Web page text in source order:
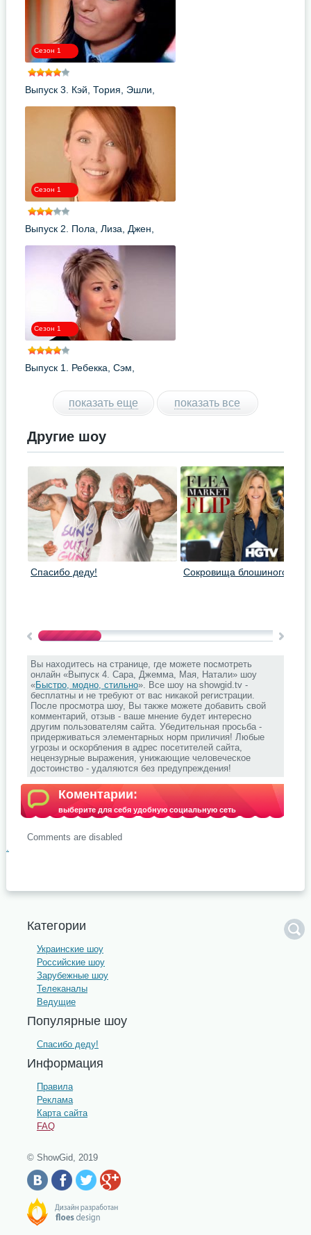
Сезон 1
Выпуск 3. Кэй, Тория, Эшли,
Сезон 1
Выпуск 2. Пола, Лиза, Джен,
Сезон 1
Выпуск 1. Ребекка, Сэм,
показать еще показать все
Другие шоу
Спасибо деду! Сокровища блошиного
Вы находитесь на странице, где можете посмотреть
онлайн «Выпуск 4. Сара, Джемма, Мая, Натали» шоу
«Быстро, модно, стильно». Все шоу на showgid.tv -
бесплатны и не требуют от вас никакой регистрации.
После просмотра шоу, Вы также можете добавить свой
комментарий, отзыв - ваше мнение будет интересно
другим пользователям сайта. Убедительная просьба -
придерживаться элементарных норм приличия! Любые
угрозы и оскорбления в адрес посетителей сайта,
нецензурные выражения, унижающие человеческое
достоинство - удаляются без предупреждения!
Коментарии:
выберите для себя удобную социальную сеть
Comments are disabled
.
Категории
Украинские шоу
Российские шоу
Зарубежные шоу
Телеканалы
Ведущие
Популярные шоу
Спасибо деду!
Информация
Правила
Реклама
Карта сайта
FAQ
© ShowGid, 2019